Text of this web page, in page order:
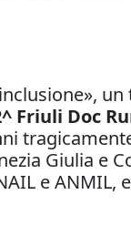
Friuli Doc
Giulia e
e